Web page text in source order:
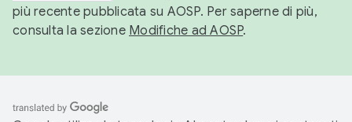
più recente pubblicata su AOSP. Per saperne di più,
consulta la sezione Modifiche ad AOSP.